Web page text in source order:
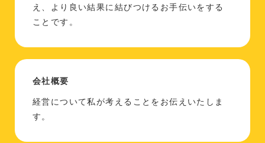
え、より良い結果に結びつけるお手伝いをする
ことです。
会社概要
経営について私が考えることをお伝えいたしま
す。